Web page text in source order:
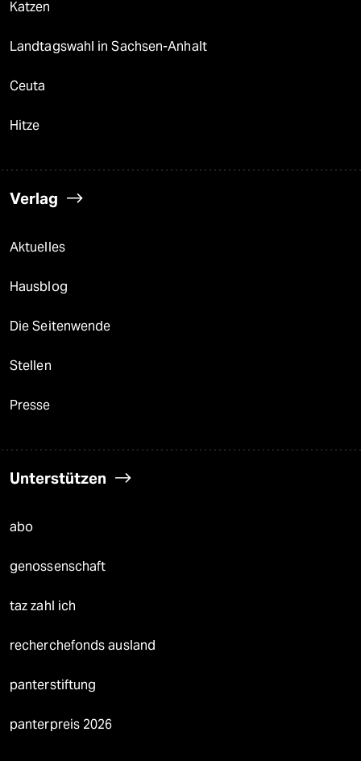
Katzen
Landtagswahl in Sachsen-Anhalt
Ceuta
Hitze
Verlag
Aktuelles
Hausblog
Die Seitenwende
Stellen
Presse
Unterstützen
abo
genossenschaft
taz zahl ich
recherchefonds ausland
panterstiftung
panterpreis 2026